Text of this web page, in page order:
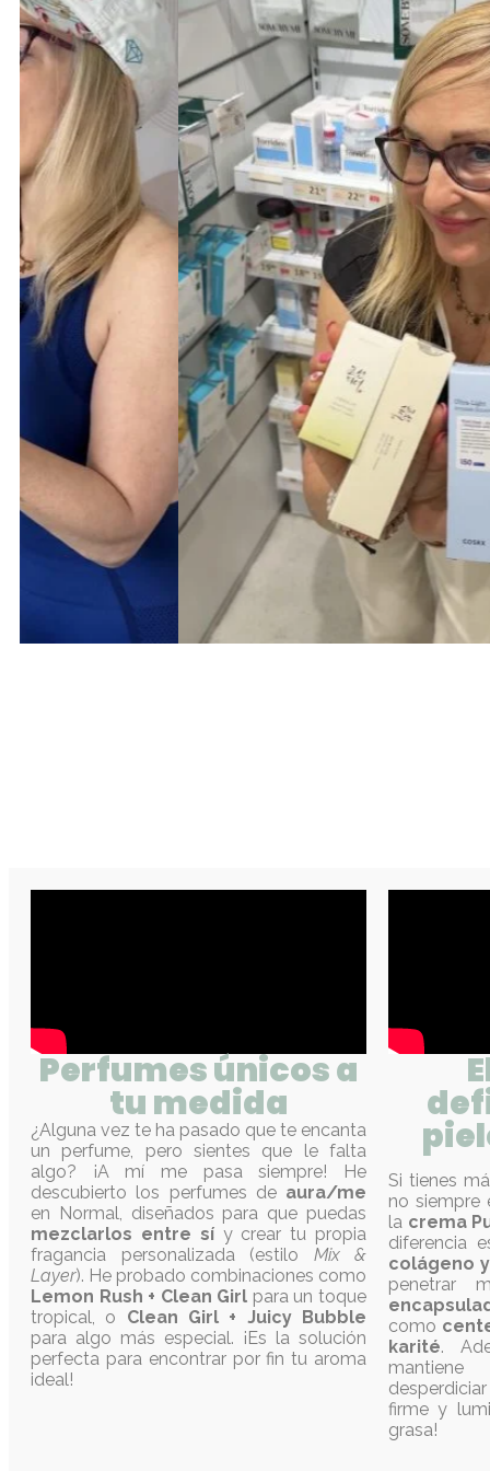
Perfumes únicos a
tu medida
¿Alguna vez te ha pasado que te encanta
un perfume, pero sientes que le falta
algo? ¡A mí me pasa siempre! He
descubierto los perfumes de aura/me
en Normal, diseñados para que puedas
mezclarlos entre síy crear tu propia
fragancia personalizada (estilo Mix &
Layer). He probado combinaciones como
Lemon Rush + Clean Girl para un toque
tropical, o Clean Girl + Juicy Bubble
para algo más especial. ¡Es la solución
perfecta para encontrar por fin tu aroma
ideal!
Si tienes
no siempre
la crema
diferencia
colágeno
penetrar
como
karité.
firme y
grasa!